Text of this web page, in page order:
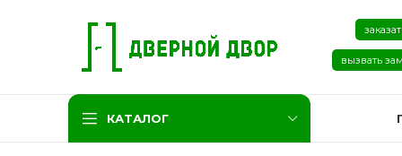
вызвать
КАТАЛОГ